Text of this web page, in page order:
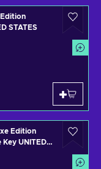
STATES
Edition
UNITED